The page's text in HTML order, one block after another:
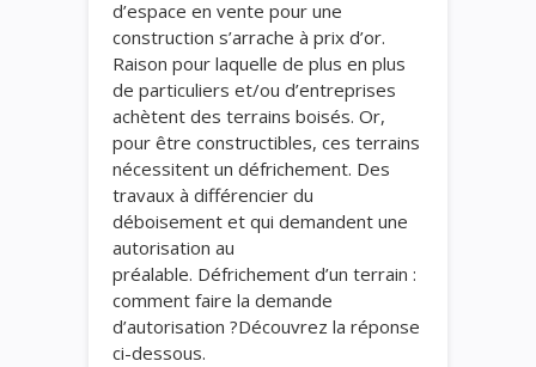
d’espace en vente pour une
construction s’arrache à prix d’or.
Raison pour laquelle de plus en plus
de particuliers et/ou d’entreprises
achètent des terrains boisés. Or,
pour être constructibles, ces terrains
nécessitent un défrichement. Des
travaux à différencier du
déboisement et qui demandent une
autorisation au
préalable. Défrichement d’un terrain :
comment faire la demande
d’autorisation ?​Découvrez la réponse
ci-dessous.